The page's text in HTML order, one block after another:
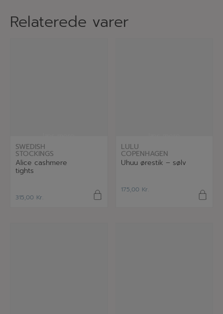
Relaterede varer
SWEDISH
STOCKINGS
Alice cashmere
tights
315,00 Kr.
LULU
COPENHAGEN
Uhuu ørestik – sølv
175,00 Kr.